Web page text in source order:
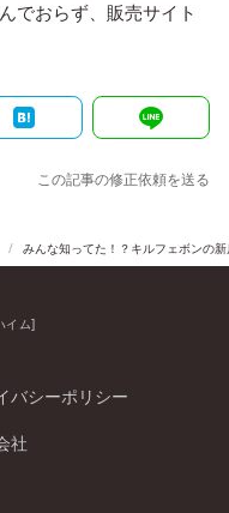
でおらず、販売サイト
この記事の修正依頼を送る
みんな知ってた！？キルフェボンの
イム]
バシーポリシー
社